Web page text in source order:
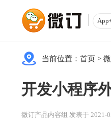
当前位置： 首页 >
开发小程序
微订产品内容组 发表于 2021-